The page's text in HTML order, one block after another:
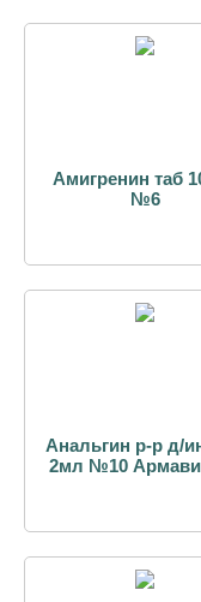
Амигренин таб
№6
Анальгин р-р д/
2мл №10